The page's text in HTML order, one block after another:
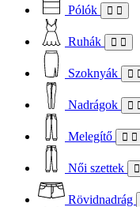
Pólók
Ruhák
Szoknyák
Nadrágok
Melegítő
Női szettek
Rövidnadrág